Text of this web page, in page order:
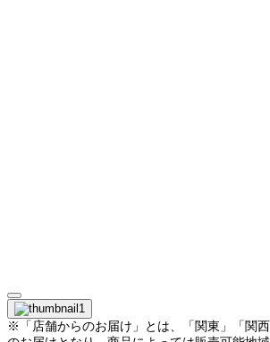
※「店舗からのお届け」とは、「関東」「関